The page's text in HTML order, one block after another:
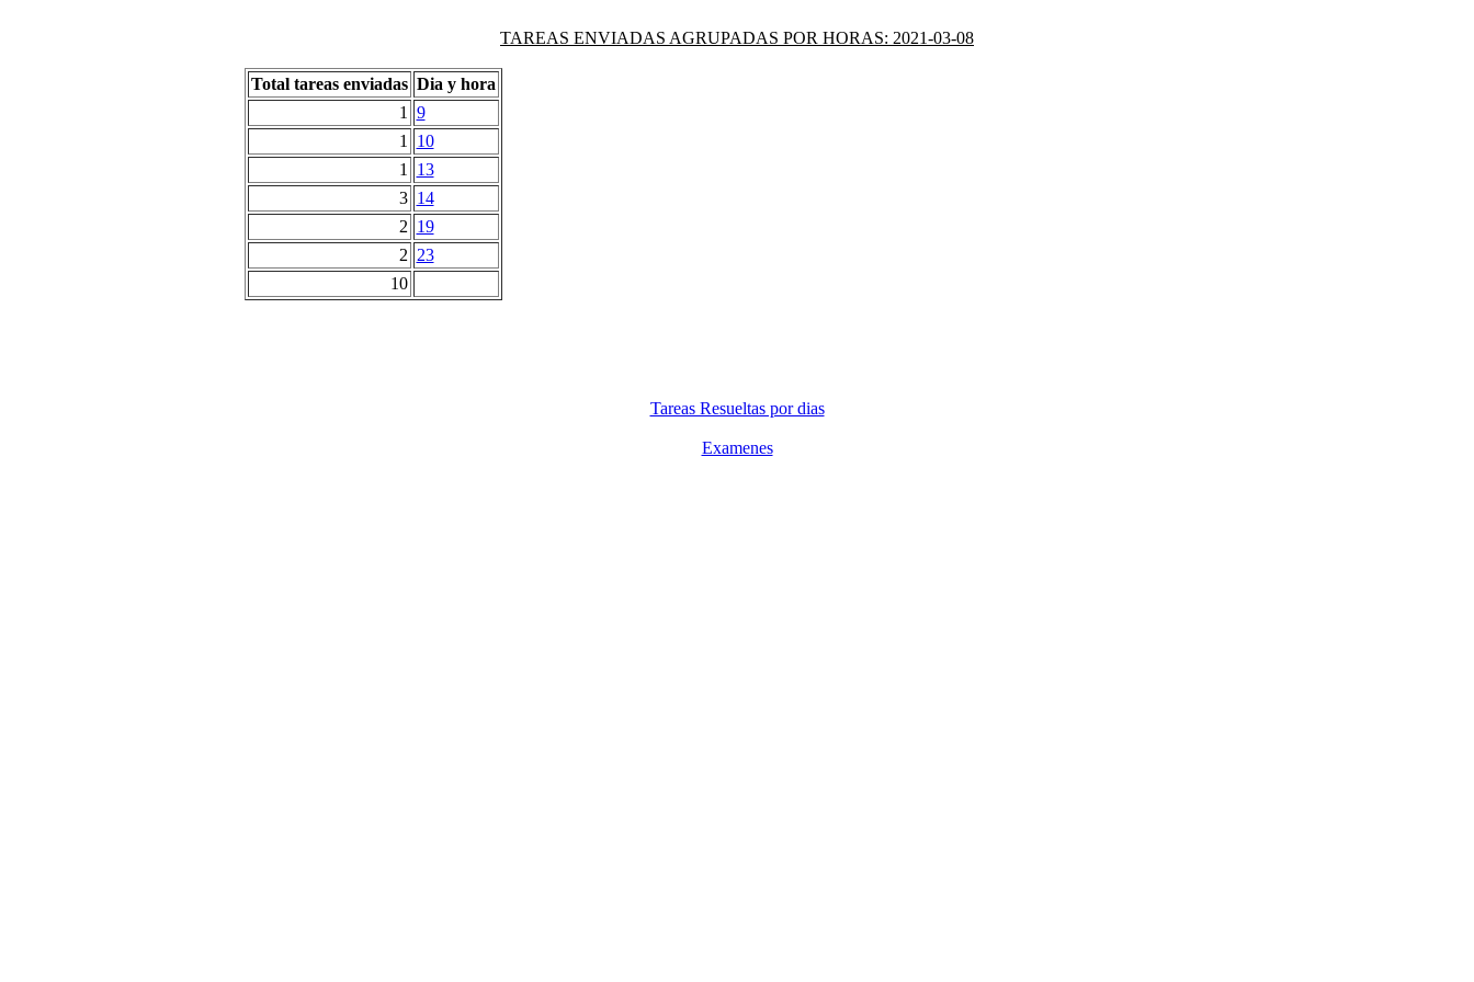
TAREAS ENVIADAS AGRUPADAS POR HORAS: 2021-03-08
Total tareas enviadas Dia y hora
1
9
1
10
1
13
3 14
2 19
2 23
10
Tareas Resueltas por dias
Examenes